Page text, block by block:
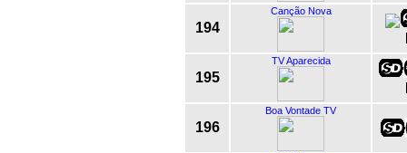
194
Canção Nova
195
TV Aparecida
196
Boa Vontade TV